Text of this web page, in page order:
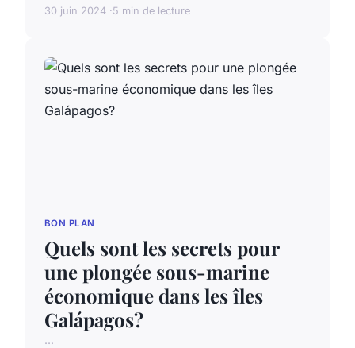
30 juin 2024 5 min de lecture
BON PLAN
Quels sont les secrets pour
une plongée sous-marine
économique dans les îles
Galápagos?
...